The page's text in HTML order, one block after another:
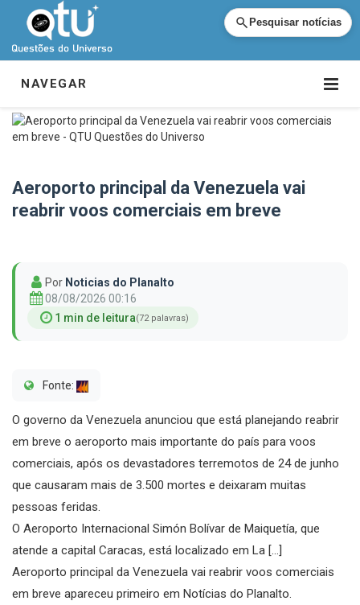
Pesquisar notícias
NAVEGAR
Aeroporto principal da Venezuela vai
reabrir voos comerciais em breve
Por Noticias do Planalto
08/08/2026 00:16
1 min de leitura(72 palavras)
Fonte:
O governo da Venezuela anunciou que está planejando reabrir
em breve o aeroporto mais importante do país para voos
comerciais, após os devastadores terremotos de 24 de junho
que causaram mais de 3.500 mortes e deixaram muitas
pessoas feridas.
O Aeroporto Internacional Simón Bolívar de Maiquetía, que
atende a capital Caracas, está localizado em La […]
Aeroporto principal da Venezuela vai reabrir voos comerciais
em breve apareceu primeiro em Notícias do Planalto.